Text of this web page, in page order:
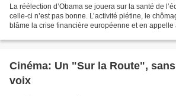
La réélection d’Obama se jouera sur la santé de
celle-ci n’est pas bonne. L’activité piétine, le
blâme la crise financière européenne et en appelle
Cinéma: Un "Sur la Route",
voix